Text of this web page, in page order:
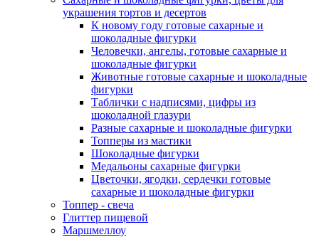
украшения тортов и десертов
К новому году готовые сахарные и
шоколадные фигурки
Человечки, ангелы, готовые сахарные и
шоколадные фигурки
Животные готовые сахарные и шоколадные
фигурки
Таблички с надписями, цифры из
шоколадной глазури
Разные сахарные и шоколадные фигурки
Топперы из мастики
Шоколадные фигурки
Медальоны сахарные фигурки
Цветочки, ягодки, сердечки готовые
сахарные и шоколадные фигурки
Топпер - свеча
Глиттер пищевой
Маршмеллоу